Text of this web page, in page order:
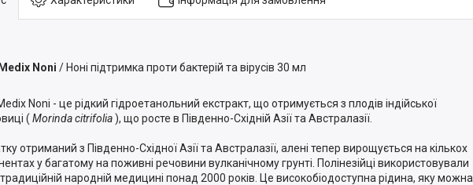
Noni / Ноні підтримка проти бактерій та вірусів 30 мл
Noni - це рідкий гідроетанольний екстракт, що отримується з плодів індійської
(Morinda citrifolia), що росте в Південно-Східній Азії та Австралазії.
отриманий з Південно-Східної Азії та Австралазії, алені тепер вирощується на кількох
у багатому на поживні речовини вулканічному грунті. Полінезійці використовували
традиційній народній медицині понад 2000 років. Це високобіодоступна рідина, яку можна